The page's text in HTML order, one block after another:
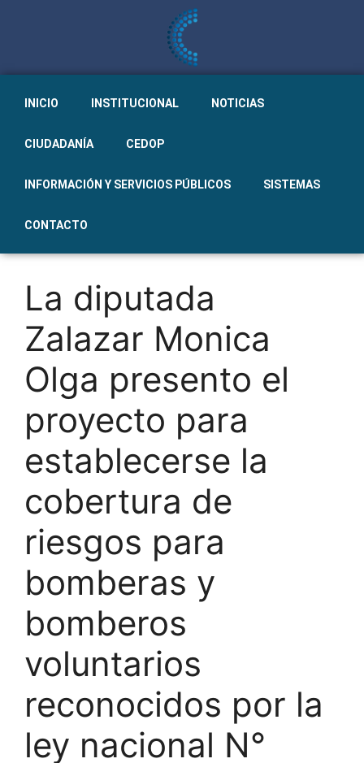
INICIO INSTITUCIONAL NOTICIAS
CIUDADANÍA CEDOP
INFORMACIÓN Y SERVICIOS PÚBLICOS SISTEMAS
CONTACTO
La diputada
Zalazar Monica
Olga presento el
proyecto para
establecerse la
cobertura de
riesgos para
bomberas y
bomberos
voluntarios
reconocidos por la
ley nacional N°